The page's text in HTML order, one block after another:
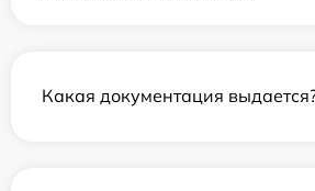
Какая документация